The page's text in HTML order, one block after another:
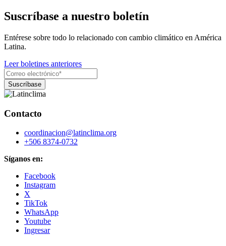
Suscríbase a nuestro boletín
Entérese sobre todo lo relacionado con cambio climático en América
Latina.
Leer boletines anteriores
Contacto
coordinacion@latinclima.org
+506 8374-0732
Síganos en:
Facebook
Instagram
X
TikTok
WhatsApp
Youtube
Ingresar